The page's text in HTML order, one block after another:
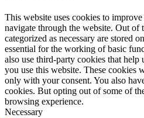
This website uses cookies to
navigate through the website. Out of
categorized as necessary are stored
essential for the working of basic
also use third-party cookies that help
you use this website. These cookies
only with your consent. You also
cookies. But opting out of some of
browsing experience.
Necessary